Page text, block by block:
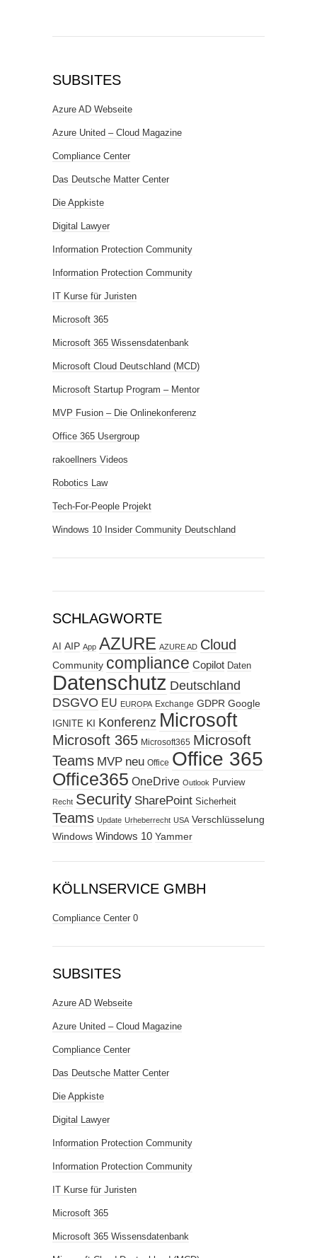
SUBSITES
Azure AD Webseite
Azure United – Cloud Magazine
Compliance Center
Das Deutsche Matter Center
Die Appkiste
Digital Lawyer
Information Protection Community
Information Protection Community
IT Kurse für Juristen
Microsoft 365
Microsoft 365 Wissensdatenbank
Microsoft Cloud Deutschland (MCD)
Microsoft Startup Program – Mentor
MVP Fusion – Die Onlinekonferenz
Office 365 Usergroup
rakoellners Videos
Robotics Law
Tech-For-People Projekt
Windows 10 Insider Community Deutschland
SCHLAGWORTE
AI AIP App AZURE AZURE AD Cloud
Community compliance Copilot Daten
Datenschutz Deutschland
DSGVO EU EUROPA Exchange GDPR Google
IGNITE KI Konferenz Microsoft
Microsoft 365 Microsoft365 Microsoft
Teams MVP neu Office Office 365
Office365 OneDrive Outlook Purview
Recht Security SharePoint Sicherheit
Teams Update Urheberrecht USA Verschlüsselung
Windows Windows 10 Yammer
KÖLLNSERVICE GMBH
Compliance Center 0
SUBSITES
Azure AD Webseite
Azure United – Cloud Magazine
Compliance Center
Das Deutsche Matter Center
Die Appkiste
Digital Lawyer
Information Protection Community
Information Protection Community
IT Kurse für Juristen
Microsoft 365
Microsoft 365 Wissensdatenbank